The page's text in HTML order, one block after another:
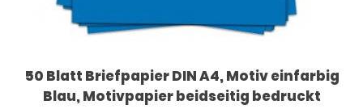
50 Blatt Briefpapier DIN A4, Motiv einfarbig
Blau, Motivpapier beidseitig bedruckt